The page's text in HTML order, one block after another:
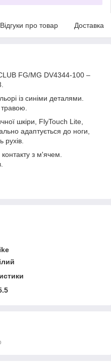
Відгуки про товар Доставка
FG/MG DV4344-100 –
із синіми деталями.
шкіри, FlyTouch Lite,
адаптується до ноги,
рухів.
з м'ячем.